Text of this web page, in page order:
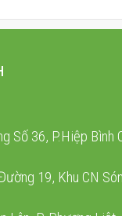
Số 36, P.Hiệp Bình
19, Khu CN